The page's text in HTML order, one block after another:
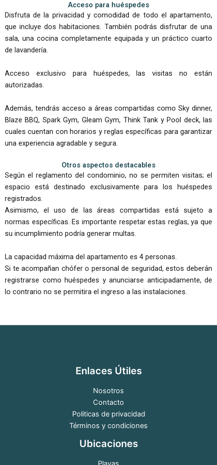
Acceso para huéspedes
Disfruta de la privacidad y comodidad de todo el apartamento,
que incluye dos habitaciones. También podrás disfrutar de una
sala, una cocina completamente equipada y un práctico cuarto
de lavandería.
Acceso exclusivo para huéspedes, las visitas no están
autorizadas.
Además, tendrás acceso a áreas compartidas como Sky dinner,
Blaze BBQ, Spark Gym, Gleam Gym, Think Tank y Pool deck, las
cuales cuentan con horarios y reglas específicas para garantizar
una experiencia agradable y segura.
Otros aspectos destacables
Según el reglamento del condominio, no se permiten visitas; el
espacio está destinado exclusivamente para los huéspedes
registrados.
Asimismo, el uso de las áreas compartidas está sujeto a
normas específicas. Es importante respetar estas reglas, ya que
su incumplimiento podría generar multas.
La capacidad máxima del apartamento es 4 personas.
Si te acompañan chófer o personal de seguridad, estos deberán
registrarse como huéspedes y anunciarse anticipadamente, de
lo contrario no se permitira el ingreso a las instalaciones.
Enlaces Útiles
Nosotros
Contacto
Politicas de privacidad
Términos y condiciones
Ubicaciones